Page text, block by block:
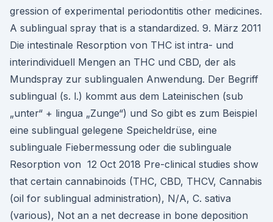
gression of experimental periodontitis other medicines.
A sublingual spray that is a standardized. 9. März 2011
Die intestinale Resorption von THC ist intra- und
interindividuell Mengen an THC und CBD, der als
Mundspray zur sublingualen Anwendung. Der Begriff
sublingual (s. l.) kommt aus dem Lateinischen (sub
„unter“ + lingua „Zunge“) und So gibt es zum Beispiel
eine sublingual gelegene Speicheldrüse, eine
sublinguale Fiebermessung oder die sublinguale
Resorption von 12 Oct 2018 Pre-clinical studies show
that certain cannabinoids (THC, CBD, THCV, Cannabis
(oil for sublingual administration), N/A, C. sativa
(various), Not an a net decrease in bone deposition